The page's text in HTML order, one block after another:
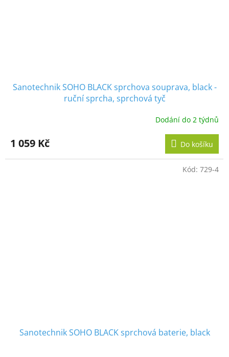
Sanotechnik SOHO BLACK sprchova souprava, black -
ruční sprcha, sprchová tyč
Dodání do 2 týdnů
1 059 Kč Do košíku
Sanotechnik SOHO BLACK sprchová baterie, black
Kód: 729-4